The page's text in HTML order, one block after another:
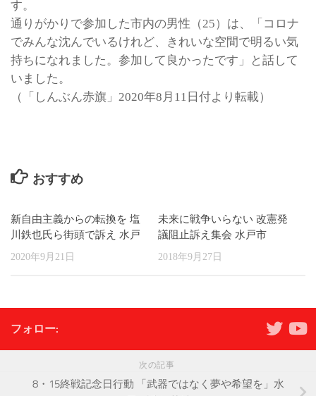
す。
通りがかりで参加した市内の男性（25）は、「コロナ
でみんな沈んでいるけれど、きれいな空間で明るい気
持ちになれました。参加して良かったです」と話して
いました。
（「しんぶん赤旗」2020年8月11日付より転載）
おすすめ
新自由主義からの転換を 塩
川鉄也氏ら街頭で訴え 水戸
2020年9月21日
未来に戦争いらない 改憲発
議阻止訴え集会 水戸市
2018年9月27日
フォロー:
次の記事
8・15終戦記念日行動 「武器ではなく夢や希望を」水